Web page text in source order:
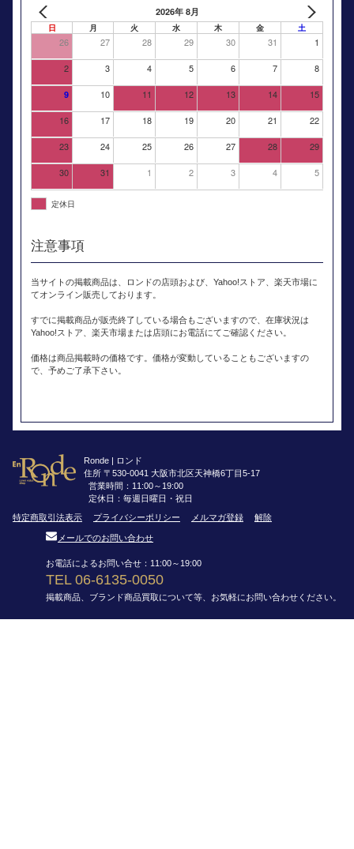
2026年 8月
日 月 火 水 木 金 土
26 27 28 29 30 31 1
2 3 4 5 6 7 8
9 10 11 12 13 14 15
16 17 18 19 20 21 22
23 24 25 26 27 28 29
30 31 1 2 3 4 5
定休日
注意事項
当サイトの掲載商品は、ロンドの店頭および、Yahoo!ストア、楽天市場に
てオンライン販売しております。
すでに掲載商品が販売終了している場合もございますので、在庫状況は
Yahoo!ストア、楽天市場または店頭にお電話にてご確認ください。
価格は商品掲載時の価格です。価格が変動していることもございますの
で、予めご了承下さい。
Ronde | ロンド
住所 〒530-0041 大阪市北区天神橋6丁目5-17
営業時間：11:00～19:00
定休日：毎週日曜日・祝日
特定商取引法表示
プライバシーポリシー メルマガ登録 解除
メールでのお問い合わせ
お電話によるお問い合せ：11:00～19:00
TEL 06-6135-0050
掲載商品、ブランド商品買取について等、お気軽にお問い合わせください。